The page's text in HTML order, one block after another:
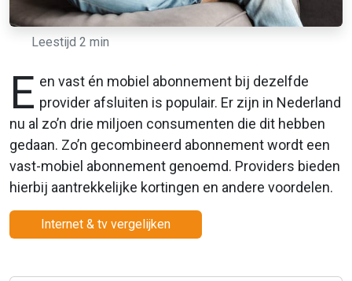
Leestijd 2 min
E en vast én mobiel abonnement bij dezelfde
provider afsluiten is populair. Er zijn in Nederland
nu al zo’n drie miljoen consumenten die dit hebben
gedaan. Zo’n gecombineerd abonnement wordt een
vast-mobiel abonnement genoemd. Providers bieden
hierbij aantrekkelijke kortingen en andere voordelen.
Internet & tv vergelijken